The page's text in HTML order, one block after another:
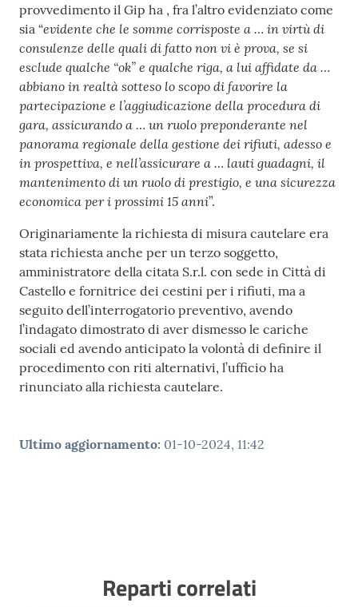
provvedimento il Gip ha , fra l’altro evidenziato come
sia “evidente che le somme corrisposte a … in virtù di
consulenze delle quali di fatto non vi è prova, se si
esclude qualche “ok” e qualche riga, a lui affidate da …
abbiano in realtà sotteso lo scopo di favorire la
partecipazione e l’aggiudicazione della procedura di
gara, assicurando a … un ruolo preponderante nel
panorama regionale della gestione dei rifiuti, adesso e
in prospettiva, e nell’assicurare a … lauti guadagni, il
mantenimento di un ruolo di prestigio, e una sicurezza
economica per i prossimi 15 anni”.
Originariamente la richiesta di misura cautelare era
stata richiesta anche per un terzo soggetto,
amministratore della citata S.r.l. con sede in Città di
Castello e fornitrice dei cestini per i rifiuti, ma a
seguito dell’interrogatorio preventivo, avendo
l’indagato dimostrato di aver dismesso le cariche
sociali ed avendo anticipato la volontà di definire il
procedimento con riti alternativi, l’ufficio ha
rinunciato alla richiesta cautelare.
Ultimo aggiornamento: 01-10-2024, 11:42
Reparti correlati